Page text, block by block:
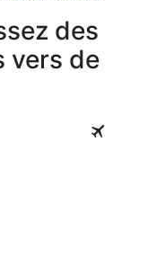
des
vers de